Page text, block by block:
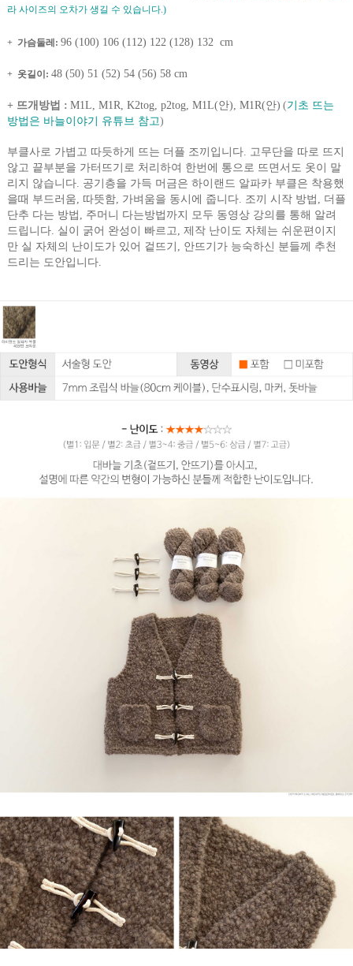
라 사이즈의 오차가 생길 수 있습니다.)
+ 가슴둘레: 96 (100) 106 (112) 122 (128) 132 cm
+ 옷길이: 48 (50) 51 (52) 54 (56) 58 cm
+ 뜨개방법 : M1L, M1R, K2tog, p2tog, M1L(안), M1R(안) (기초 뜨는
방법은 바늘이야기 유튜브 참고)
부클사로 가볍고 따듯하게 뜨는 더플 조끼입니다. 고무단을 따로 뜨지
않고 끝부분을 가터뜨기로 처리하여 한번에 통으로 뜨면서도 옷이 말
리지 않습니다. 공기층을 가득 머금은 하이랜드 알파카 부클은 착용했
을때 부드러움, 따뜻함, 가벼움을 동시에 줍니다. 조끼 시작 방법, 더플
단추 다는 방법, 주머니 다는방법까지 모두 동영상 강의를 통해 알려
드립니다. 실이 굵어 완성이 빠르고, 제작 난이도 자체는 쉬운편이지
만 실 자체의 난이도가 있어 겉뜨기, 안뜨기가 능숙하신 분들께 추천
드리는 도안입니다.